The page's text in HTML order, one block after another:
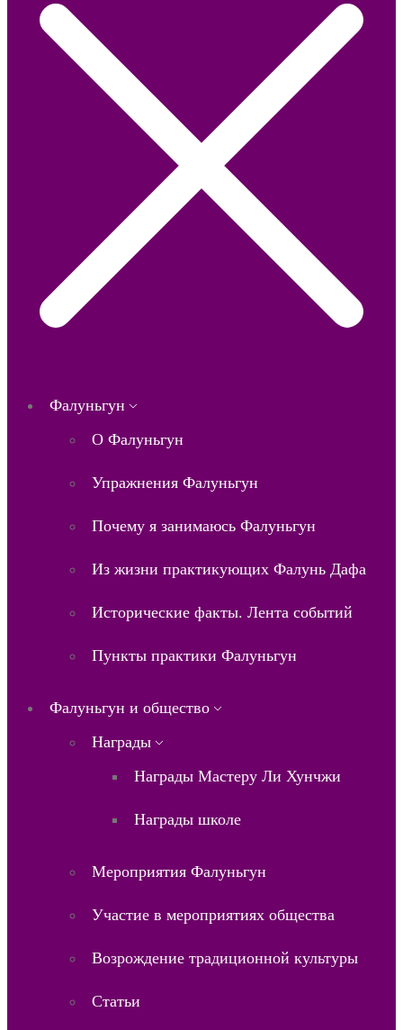
Фалуньгун
О Фалуньгун
Упражнения Фалуньгун
Почему я занимаюсь Фалуньгун
Из жизни практикующих Фалунь Дафа
Исторические факты. Лента событий
Пункты практики Фалуньгун
Фалуньгун и общество
Награды
Награды Мастеру Ли Хунчжи
Награды школе
Мероприятия Фалуньгун
Участие в мероприятиях общества
Возрождение традиционной культуры
Статьи